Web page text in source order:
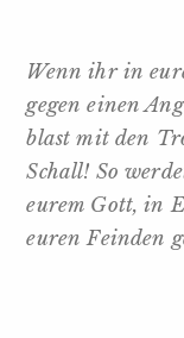
Wenn ihr in
gegen einen
blast mit den
Schall! So
eurem Gott, in
euren Feinden